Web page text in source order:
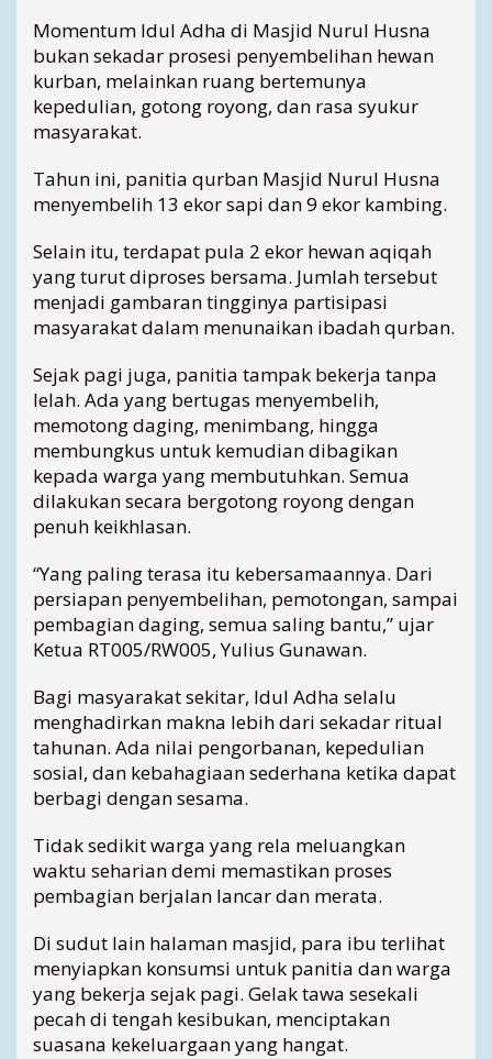
n
a
n
g
m
e
t
u
m
e
a
w
a
t
S
o
i
a
r
i
t
s
Momentum Idul Adha di Masjid Nurul Husna
bukan sekadar prosesi penyembelihan hewan
kurban, melainkan ruang bertemunya
kepedulian, gotong royong, dan rasa syukur
masyarakat.
Tahun ini, panitia qurban Masjid Nurul Husna
menyembelih 13 ekor sapi dan 9 ekor kambing.
Selain itu, terdapat pula 2 ekor hewan aqiqah
yang turut diproses bersama. Jumlah tersebut
menjadi gambaran tingginya partisipasi
masyarakat dalam menunaikan ibadah qurban.
Sejak pagi juga, panitia tampak bekerja tanpa
lelah. Ada yang bertugas menyembelih,
memotong daging, menimbang, hingga
membungkus untuk kemudian dibagikan
kepada warga yang membutuhkan. Semua
dilakukan secara bergotong royong dengan
penuh keikhlasan.
“Yang paling terasa itu kebersamaannya. Dari
persiapan penyembelihan, pemotongan, sampai
pembagian daging, semua saling bantu,” ujar
Ketua RT005/RW005, Yulius Gunawan.
Bagi masyarakat sekitar, Idul Adha selalu
menghadirkan makna lebih dari sekadar ritual
tahunan. Ada nilai pengorbanan, kepedulian
sosial, dan kebahagiaan sederhana ketika dapat
berbagi dengan sesama.
Tidak sedikit warga yang rela meluangkan
waktu seharian demi memastikan proses
pembagian berjalan lancar dan merata.
Di sudut lain halaman masjid, para ibu terlihat
menyiapkan konsumsi untuk panitia dan warga
yang bekerja sejak pagi. Gelak tawa sesekali
pecah di tengah kesibukan, menciptakan
suasana kekeluargaan yang hangat.